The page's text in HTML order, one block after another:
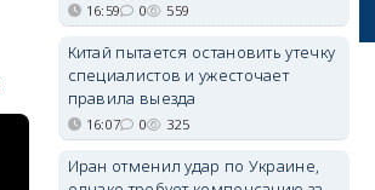
16:59 0 559
Китай пытается остановить утечку
специалистов и ужесточает
правила выезда
16:07 0 325
Иран отменил удар по Украине,